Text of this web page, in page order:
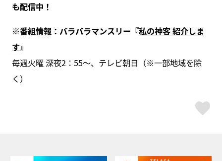
も配信中！
※番組情報：バラバラマンスリー『私の神客 紹介しま
す』
毎週火曜 深夜2：55～、テレビ朝日（※一部地域を除
く）